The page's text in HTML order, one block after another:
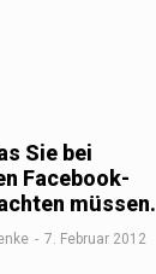
Sie bei
Facebook-
müssen.
- 7. Februar 2012